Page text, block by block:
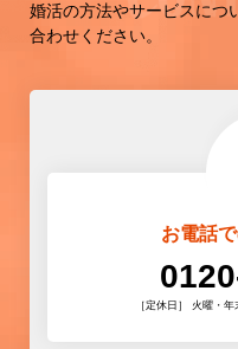
婚活の方法やサービスにつ
合わせください。
お電話
［定休日］ 火曜・